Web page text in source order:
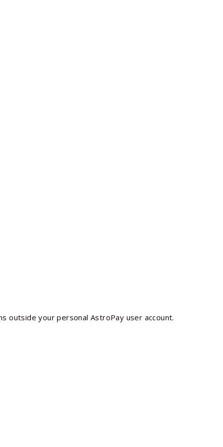
outside your personal AstroPay user account.